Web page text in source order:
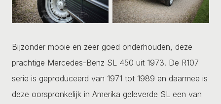
Bijzonder mooie en zeer goed onderhouden, deze
prachtige Mercedes-Benz SL 450 uit 1973. De R107
serie is geproduceerd van 1971 tot 1989 en daarmee is
deze oorspronkelijk in Amerika geleverde SL een van